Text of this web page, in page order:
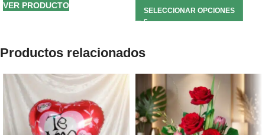
VER PRODUCTO
SELECCIONAR OPCIONES
Productos relacionados